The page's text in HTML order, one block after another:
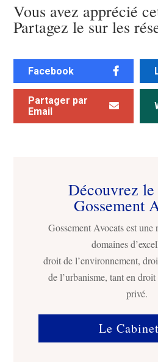
Vous avez apprécié
Partagez le sur les
Facebook
Partager par
Email
Découvrez
Gossement
Gossement Avocats est une
domaines
droit de l’environnement,
de l’urbanisme, tant en
privé.
Le Cabinet